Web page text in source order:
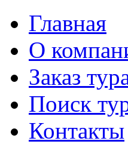
Главная
О
Заказ
Поиск
Контакты